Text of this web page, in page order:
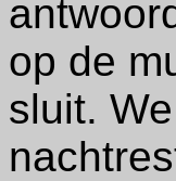
op de
sluit.